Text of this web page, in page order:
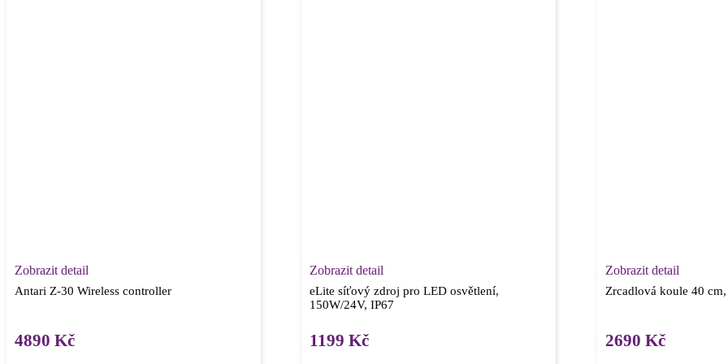
Zobrazit detail
Antari Z-30 Wireless controller
4890 Kč
Zobrazit detail
eLite síťový zdroj pro LED osvětlení,
150W/24V, IP67
1199Kč
Zobrazit detail
Zrcadlová koule 40 cm,
2690 Kč